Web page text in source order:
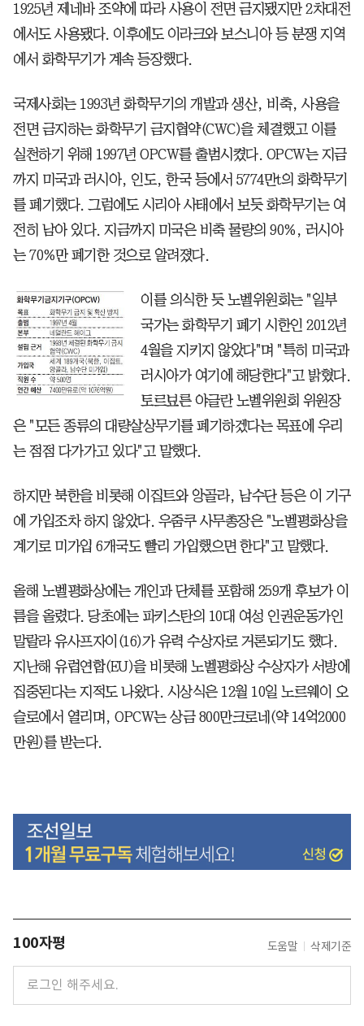
1925년 제네바 조약에 따라 사용이 전면 금지됐지만 2차대전
에서도 사용됐다. 이후에도 이라크와 보스니아 등 분쟁 지역
에서 화학무기가 계속 등장했다.
국제사회는 1993년 화학무기의 개발과 생산, 비축, 사용을
전면 금지하는 화학무기 금지협약(CWC)을 체결했고 이를
실천하기 위해 1997년 OPCW를 출범시켰다. OPCW는 지금
까지 미국과 러시아, 인도, 한국 등에서 5774만t의 화학무기
를 폐기했다. 그럼에도 시리아 사태에서 보듯 화학무기는 여
전히 남아 있다. 지금까지 미국은 비축 물량의 90%, 러시아
는 70%만 폐기한 것으로 알려졌다.
이를 의식한 듯 노벨위원회는 "일부
국가는 화학무기 폐기 시한인 2012년
4월을 지키지 않았다"며 "특히 미국과
러시아가 여기에 해당한다"고 밝혔다.
토르뵤른 야글란 노벨위원회 위원장
은 "모든 종류의 대량살상무기를 폐기하겠다는 목표에 우리
는 점점 다가가고 있다"고 말했다.
하지만 북한을 비롯해 이집트와 앙골라, 남수단 등은 이 기구
에 가입조차 하지 않았다. 우줌쿠 사무총장은 "노벨평화상을
계기로 미가입 6개국도 빨리 가입했으면 한다"고 말했다.
올해 노벨평화상에는 개인과 단체를 포함해 259개 후보가 이
름을 올렸다. 당초에는 파키스탄의 10대 여성 인권운동가인
말랄라 유사프자이(16)가 유력 수상자로 거론되기도 했다.
지난해 유럽연합(EU)을 비롯해 노벨평화상 수상자가 서방에
집중된다는 지적도 나왔다. 시상식은 12월 10일 노르웨이 오
슬로에서 열리며, OPCW는 상금 800만크로네(약 14억2000
만원)를 받는다.
100자평 도움말 삭제기준